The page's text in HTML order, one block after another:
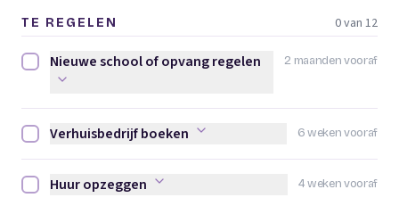
TE REGELEN 0 van 12
2 maanden vooraf
Nieuwe school of opvang regelen afvinken
Nieuwe school of opvang regelen
6 weken vooraf
Verhuisbedrijf boeken afvinken
Verhuisbedrijf boeken
4 weken vooraf
Huur opzeggen afvinken
Huur opzeggen